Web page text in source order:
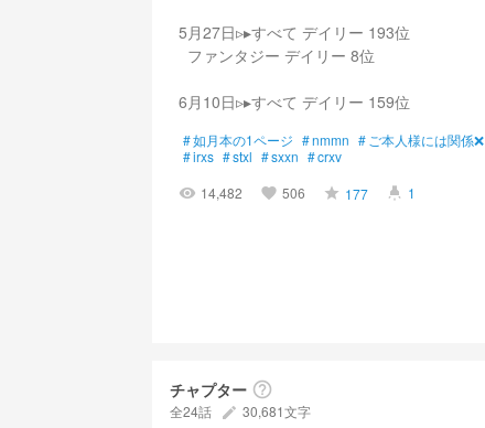
5月27日▹▸ すべて デイリー 193位
︎︎ ︎︎ ファンタジー デイリー 8位
6月10日▹▸ すべて デイリー 159位
#如月本の1ページ #nmmn # ご本人様には関係❌
#irxs #stxl #sxxn #crxv
visibility 14,482 favorite 506 grade 177 highlight 1
チャプター help_outline
全24話 create 30,681文字